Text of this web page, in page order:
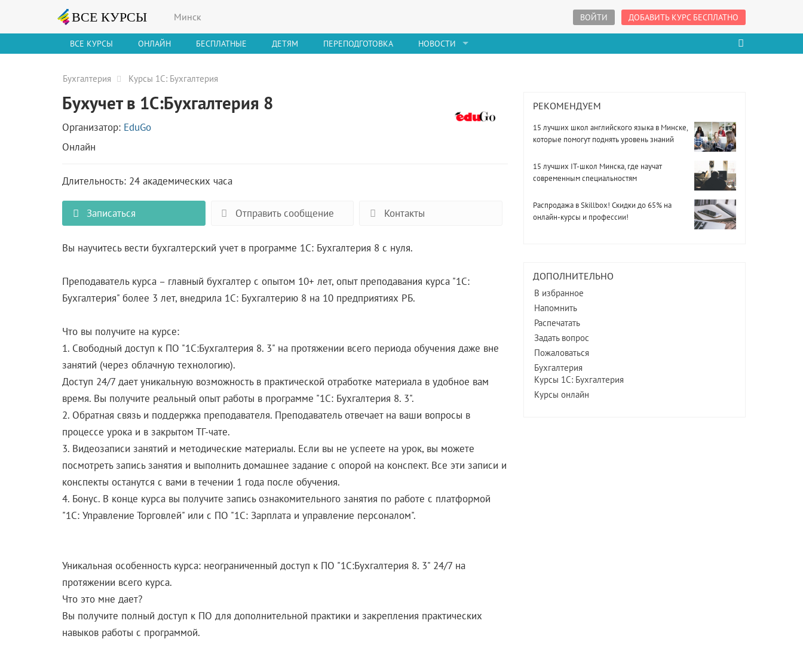
Минск ВОЙТИ ДОБАВИТЬ КУРС БЕСПЛАТНО
ВСЕ КУРСЫ ОНЛАЙН БЕСПЛАТНЫЕ ДЕТЯМ ПЕРЕПОДГОТОВКА НОВОСТИ
Бухгалтерия Курсы 1С: Бухгалтерия
Бухучет в 1С:Бухгалтерия 8
Организатор: EduGo
Онлайн
Длительность: 24 академических часа
Записаться Отправить сообщение Контакты
Вы научитесь вести бухгалтерский учет в программе 1С: Бухгалтерия 8 с нуля.
Преподаватель курса – главный бухгалтер с опытом 10+ лет, опыт преподавания курса "1С:
Бухгалтерия" более 3 лет, внедрила 1С: Бухгалтерию 8 на 10 предприятиях РБ.
Что вы получите на курсе:
1. Свободный доступ к ПО "1С:Бухгалтерия 8. 3" на протяжении всего периода обучения даже вне
занятий (через облачную технологию).
Доступ 24/7 дает уникальную возможность в практической отработке материала в удобное вам
время. Вы получите реальный опыт работы в программе "1С: Бухгалтерия 8. 3".
2. Обратная связь и поддержка преподавателя. Преподаватель отвечает на ваши вопросы в
процессе урока и в закрытом ТГ-чате.
3. Видеозаписи занятий и методические материалы. Если вы не успеете на урок, вы можете
посмотреть запись занятия и выполнить домашнее задание с опорой на конспект. Все эти записи и
конспекты останутся с вами в течении 1 года после обучения.
4. Бонус. В конце курса вы получите запись ознакомительного занятия по работе с платформой
"1С: Управление Торговлей" или с ПО "1С: Зарплата и управление персоналом".
Уникальная особенность курса: неограниченный доступ к ПО "1С:Бухгалтерия 8. 3" 24/7 на
протяжении всего курса.
Что это мне дает?
Вы получите полный доступ к ПО для дополнительной практики и закрепления практических
навыков работы с программой.
РЕКОМЕНДУЕМ
15 лучших школ английского языка в Минске,
которые помогут поднять уровень знаний
15 лучших IT-школ Минска, где научат
современным специальностям
Распродажа в Skillbox! Скидки до 65% на
онлайн-курсы и профессии!
ДОПОЛНИТЕЛЬНО
В избранное
Напомнить
Распечатать
Задать вопрос
Пожаловаться
Бухгалтерия
Курсы 1С: Бухгалтерия
Курсы онлайн